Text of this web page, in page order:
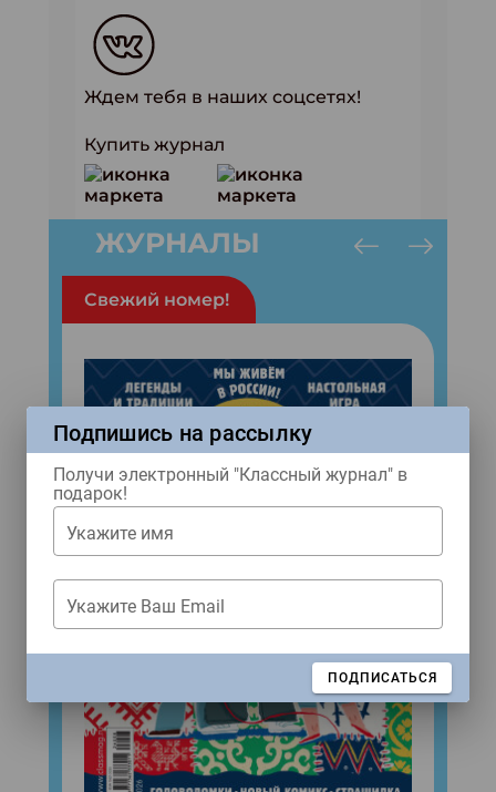
Ждем тебя в наших соцсетях!
Купить журнал
ЖУРНАЛЫ
Свежий номер!
Подпишись на рассылку
Получи электронный "Классный журнал" в
подарок!
Укажите имя
Укажите Ваш Email
ПОДПИСАТЬСЯ